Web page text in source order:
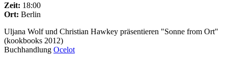
Zeit: 18:00
Ort: Berlin
Uljana Wolf und Christian Hawkey präsentieren "Sonne from Ort"
(kookbooks 2012)
Buchhandlung Ocelot